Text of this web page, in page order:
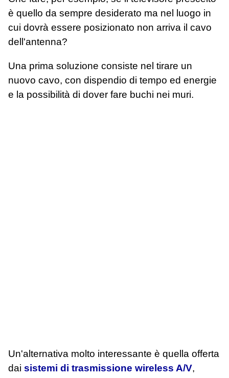
è quello da sempre desiderato ma nel luogo in
cui dovrà essere posizionato non arriva il cavo
dell'antenna?
Una prima soluzione consiste nel tirare un
nuovo cavo, con dispendio di tempo ed energie
e la possibilità di dover fare buchi nei muri.
Un'alternativa molto interessante è quella offerta
dai sistemi di trasmissione wireless A/V,